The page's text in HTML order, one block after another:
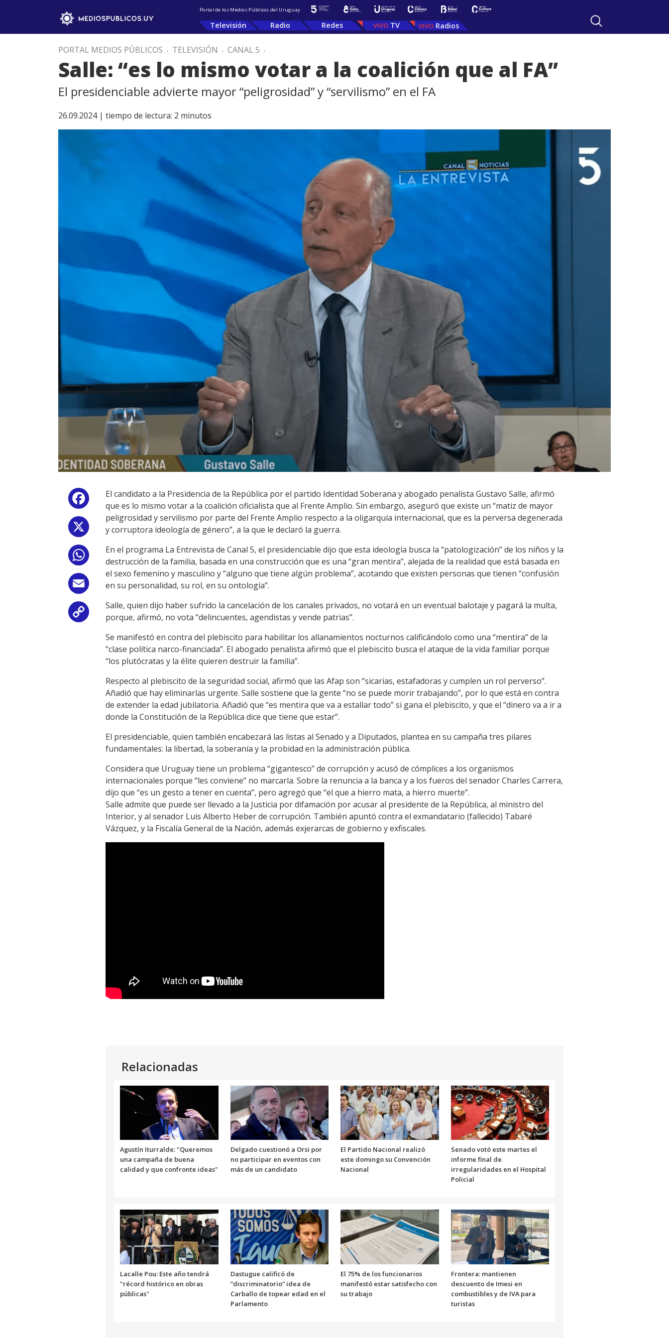
Portal de los Medios Públicos del Uruguay
Televisión Radio Redes TV Radios
PORTAL MEDIOS PÚBLICOS . TELEVISIÓN . CANAL 5 .
Salle: “es lo mismo votar a la coalición que al FA”
El presidenciable advierte mayor “peligrosidad” y “servilismo” en el FA
26.09.2024 | tiempo de lectura: 2 minutos
Facebook
WhatsApp
Email
Copy
Link
El candidato a la Presidencia de la República por el partido Identidad Soberana y abogado penalista Gustavo Salle, afirmó
que es lo mismo votar a la coalición oficialista que al Frente Amplio. Sin embargo, aseguró que existe un “matiz de mayor
peligrosidad y servilismo por parte del Frente Amplio respecto a la oligarquía internacional, que es la perversa degenerada
y corruptora ideología de género”, a la que le declaró la guerra.
En el programa La Entrevista de Canal 5, el presidenciable dijo que esta ideología busca la “patologización” de los niños y la
destrucción de la familia, basada en una construcción que es una “gran mentira”, alejada de la realidad que está basada en
el sexo femenino y masculino y “alguno que tiene algún problema”, acotando que existen personas que tienen “confusión
en su personalidad, su rol, en su ontología”.
Salle, quien dijo haber sufrido la cancelación de los canales privados, no votará en un eventual balotaje y pagará la multa,
porque, afirmó, no vota “delincuentes, agendistas y vende patrias”.
Se manifestó en contra del plebiscito para habilitar los allanamientos nocturnos calificándolo como una “mentira” de la
“clase política narco-financiada”. El abogado penalista afirmó que el plebiscito busca el ataque de la vida familiar porque
“los plutócratas y la élite quieren destruir la familia”.
Respecto al plebiscito de la seguridad social, afirmó que las Afap son “sicarias, estafadoras y cumplen un rol perverso”.
Añadió que hay eliminarlas urgente. Salle sostiene que la gente “no se puede morir trabajando”, por lo que está en contra
de extender la edad jubilatoria. Añadió que “es mentira que va a estallar todo” si gana el plebiscito, y que el “dinero va a ir a
donde la Constitución de la República dice que tiene que estar”.
El presidenciable, quien también encabezará las listas al Senado y a Diputados, plantea en su campaña tres pilares
fundamentales: la libertad, la soberanía y la probidad en la administración pública.
Considera que Uruguay tiene un problema “gigantesco” de corrupción y acusó de cómplices a los organismos
internacionales porque “les conviene” no marcarla. Sobre la renuncia a la banca y a los fueros del senador Charles Carrera,
dijo que “es un gesto a tener en cuenta”, pero agregó que “el que a hierro mata, a hierro muerte”.
Salle admite que puede ser llevado a la Justicia por difamación por acusar al presidente de la República, al ministro del
Interior, y al senador Luis Alberto Heber de corrupción. También apuntó contra el exmandatario (fallecido) Tabaré
Vázquez, y la Fiscalía General de la Nación, además exjerarcas de gobierno y exfiscales.
Relacionadas
Agustín Iturralde: "Queremos
una campaña de buena
calidad y que confronte ideas"
Delgado cuestionó a Orsi por
no participar en eventos con
más de un candidato
El Partido Nacional realizó
este domingo su Convención
Nacional
Senado votó este martes el
informe final de
irregularidades en el Hospital
Policial
Lacalle Pou: Este año tendrá
"récord histórico en obras
públicas"
Dastugue calificó de
“discriminatorio” idea de
Carballo de topear edad en el
Parlamento
El 75% de los funcionarios
manifestó estar satisfecho con
su trabajo
Frontera: mantienen
descuento de Imesi en
combustibles y de IVA para
turistas